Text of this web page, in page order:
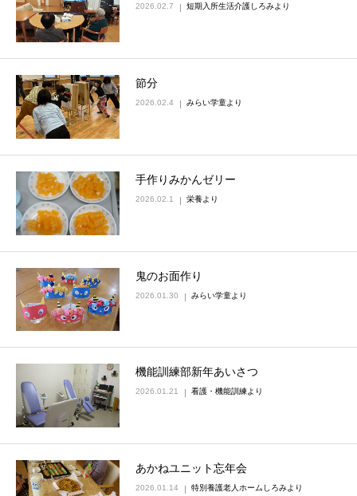
2026.02.7 短期入所生活介護しろみより
節分
2026.02.4 みらい学童より
手作りみかんゼリー
2026.02.1 栄養より
鬼のお面作り
2026.01.30 みらい学童より
機能訓練部新年あいさつ
2026.01.21 看護・機能訓練より
あかねユニット忘年会
2026.01.14 特別養護老人ホームしろみより